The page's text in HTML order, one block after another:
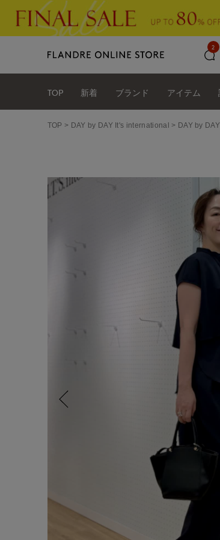
2
TOP 新着 ブランド アイテム
TOP DAY by DAY It's international DAY by